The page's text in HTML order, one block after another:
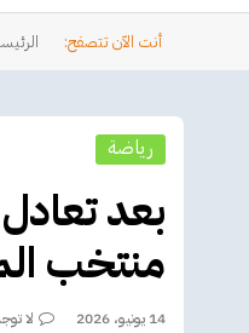
أنت الآن تتصفح:
رياضة
بعد
منتخب
14 يونيو، 2026 لا